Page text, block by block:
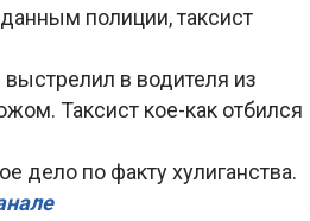
полиции, таксист
в водителя из
Таксист кое-как отбился
дело по факту хулиганства.